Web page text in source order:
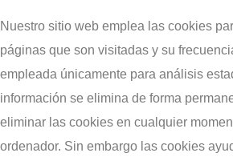
Nuestro sitio web emplea las cookies
páginas que son visitadas y su
empleada únicamente para análisis
información se elimina de forma
eliminar las cookies en cualquier
ordenador. Sin embargo las cookies